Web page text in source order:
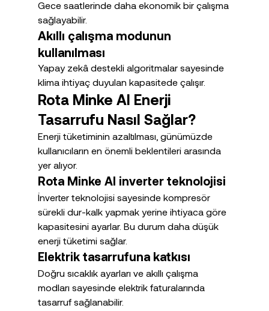
Gece saatlerinde daha ekonomik bir çalışma
sağlayabilir.
Akıllı çalışma modunun
kullanılması
Yapay zekâ destekli algoritmalar sayesinde
klima ihtiyaç duyulan kapasitede çalışır.
Rota Minke AI Enerji
Tasarrufu Nasıl Sağlar?
Enerji tüketiminin azaltılması, günümüzde
kullanıcıların en önemli beklentileri arasında
yer alıyor.
Rota Minke AI inverter teknolojisi
İnverter teknolojisi sayesinde kompresör
sürekli dur-kalk yapmak yerine ihtiyaca göre
kapasitesini ayarlar. Bu durum daha düşük
enerji tüketimi sağlar.
Elektrik tasarrufuna katkısı
Doğru sıcaklık ayarları ve akıllı çalışma
modları sayesinde elektrik faturalarında
tasarruf sağlanabilir.